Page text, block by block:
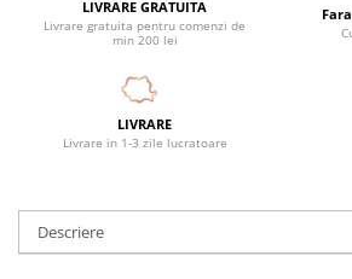
Bureti de baie
Accesorii masaj
Organizare cosmetice si bijuterii
Ingrijire corporala
Rucsacuri, curele si accesorii
Promotii
Articole de vara
LIVRARE GRATUITA
Livrare gratuita pentru comenzi de
min 200 lei
LIVRARE
Livrare in 1-3 zile lucratoare
Descriere